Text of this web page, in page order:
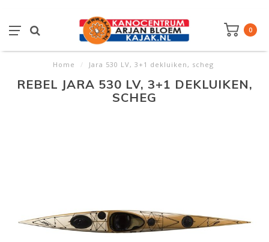
0
Home / Jara 530 LV, 3+1 dekluiken, scheg
REBEL JARA 530 LV, 3+1 DEKLUIKEN,
SCHEG